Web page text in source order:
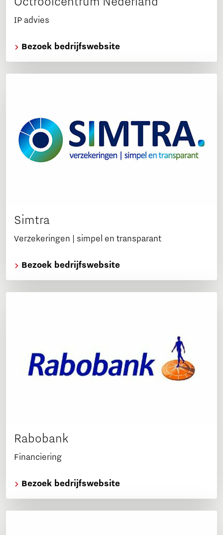
IP advies
Bezoek bedrijfswebsite
Simtra
Verzekeringen | simpel en transparant
Bezoek bedrijfswebsite
Rabobank
Financiering
Bezoek bedrijfswebsite